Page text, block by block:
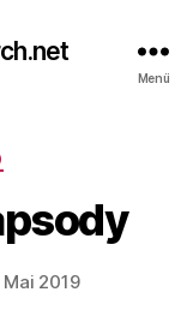
Menü
Mai 2019